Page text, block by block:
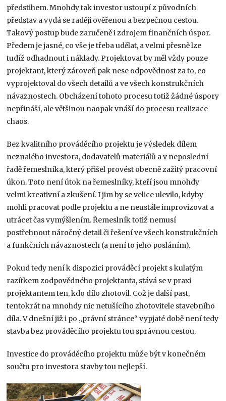
předstihem. Mnohdy tak investor ustoupí z původních
představ a vydá se raději ověřenou a bezpečnou cestou.
Takový postup bude zaručeně i zdrojem finančních úspor.
Předem je jasné, co vše je třeba udělat, a velmi přesně lze
tudíž odhadnout i náklady. Projektovat by měl vždy pouze
projektant, který zároveň pak nese odpovědnost za to, co
vyprojektoval do všech detailů a ve všech konstrukčních
návaznostech. Obcházení tohoto procesu totiž žádné úspory
nepřináší, ale většinou naopak vnáší do procesu realizace
chaos.
Bez kvalitního prováděcího projektu je výsledek dílem
neznalého investora, dodavatelů materiálů a v neposlední
řadě řemeslníka, který přišel provést obecně zažitý pracovní
úkon. Toto není útok na řemeslníky, kteří jsou mnohdy
velmi kreativní a zkušení. I jim by se velice ulevilo, kdyby
mohli pracovat podle projektu a ne neustále improvizovat a
utrácet čas vymýšlením. Řemeslník totiž nemusí
postřehnout náročný detail či řešení ve všech konstrukčních
a funkčních návaznostech (a není to jeho posláním).
Pokud tedy není k dispozici prováděcí projekt s kulatým
razítkem zodpovědného projektanta, stává se v praxi
projektantem ten, kdo dílo zhotovil. Což je další past,
tentokrát na mnohdy nic netušícího zhotovitele stavebního
díla. V dnešní již i po „právní stránce“ vypjaté době není tedy
stavba bez prováděcího projektu tou správnou cestou.
Investice do prováděcího projektu může být v konečném
součtu pro investora stavby tou nejlepší.